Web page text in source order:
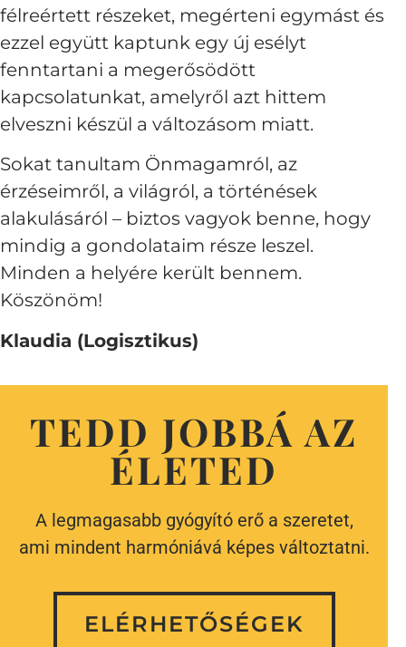
félreértett részeket, megérteni egymást és
ezzel együtt kaptunk egy új esélyt
fenntartani a megerősödött
kapcsolatunkat, amelyről azt hittem
elveszni készül a változásom miatt.
Sokat tanultam Önmagamról, az
érzéseimről, a világról, a történések
alakulásáról – biztos vagyok benne, hogy
mindig a gondolataim része leszel.
Minden a helyére került bennem.
Köszönöm!
Klaudia (Logisztikus)
TEDD JOBBÁ AZ
ÉLETED
A legmagasabb gyógyító erő a szeretet,
ami mindent harmóniává képes változtatni.
ELÉRHETŐSÉGEK